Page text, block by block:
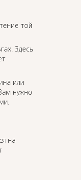
той
Здесь
или
нужно
на